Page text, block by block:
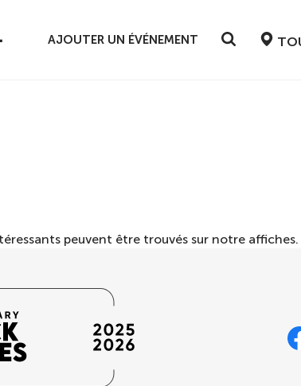
AJOUTER UN ÉVÉNEMENT
peuvent être trouvés sur notre affiches.